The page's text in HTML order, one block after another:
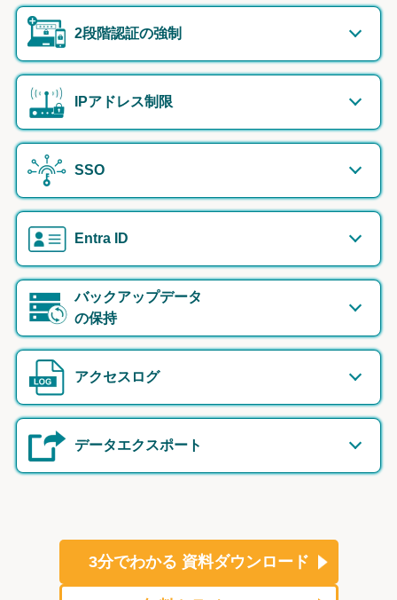
2段階認証の強制
IPアドレス制限
SSO
Entra ID
バックアップデータ
の保持
アクセスログ
データエクスポート
3分でわかる 資料ダウンロード